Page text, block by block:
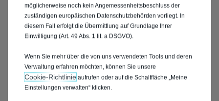
möglicherweise noch kein Angemessenheitsbeschluss der
zuständigen europäischen Datenschutzbehörden vorliegt. In
diesem Fall erfolgt die Übermittlung auf Grundlage Ihrer
Einwilligung (Art. 49 Abs. 1 lit. a DSGVO).
Wenn Sie mehr über die von uns verwendeten Tools und deren
Verwaltung erfahren möchten, können Sie unsere
Cookie‑Richtlinieaufrufen oder auf die Schaltfläche „Meine
Einstellungen verwalten“ klicken.